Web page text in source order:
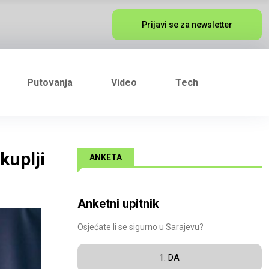
Prijavi se za newsletter
Putovanja Video Tech
ANKETA
Anketni upitnik
Osjećate li se sigurno u Sarajevu?
1. DA